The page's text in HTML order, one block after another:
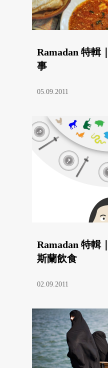
Ramadan 特輯
事
05.09.2011
Ramadan 特輯
斯蘭飲食
02.09.2011